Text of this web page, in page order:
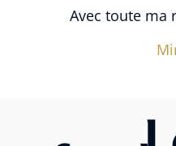
Avec toute ma